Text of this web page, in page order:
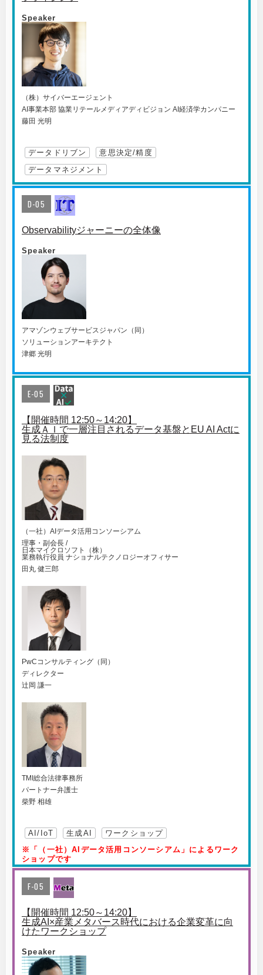
Speaker
（株）サイバーエージェント
AI事業本部 協業リテールメディアディビジョン AI経済学カンパニー
藤田 光明
データドリブン
意思決定/精度
データマネジメント
D-05
Observabilityジャーニーの全体像
Speaker
アマゾンウェブサービスジャパン（同）
ソリューションアーキテクト
津郷 光明
E-05
【開催時間 12:50～14:20】
生成ＡＩで一層注目されるデータ基盤とEU AI Actに
見る法制度
（一社）AIデータ活用コンソーシアム
理事・副会長 /
日本マイクロソフト（株）
業務執行役員 ナショナルテクノロジーオフィサー
田丸 健三郎
PwCコンサルティング（同）
ディレクター
辻岡 謙一
TMI総合法律事務所
パートナー弁護士
柴野 相雄
AI/IoT 生成AI
ワークショップ
※「（一社）AIデータ活用コンソーシアム」によるワーク
ショップです
F-05
【開催時間 12:50～14:20】
生成AI×産業メタバース時代における企業変革に向
けたワークショップ
Speaker